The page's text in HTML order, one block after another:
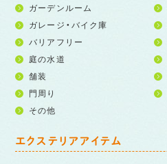
ガーデンルーム
ガレージ・バイク庫
バリアフリー
庭の水道
舗装
門周り
その他
エクステリアアイテム